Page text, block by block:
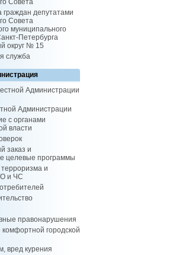
Совета
граждан депутатами
Совета
муниципального
Петербурга
округ № 15
служба
Администрации
Администрации
с органами
власти
заказ и
целевые программы
и
и ЧС
правонарушения
городской
вред курения